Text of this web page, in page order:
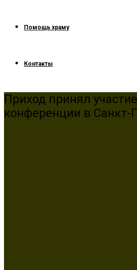
Помощь храму
Контакты
Приход принял
конференции в Санкт-